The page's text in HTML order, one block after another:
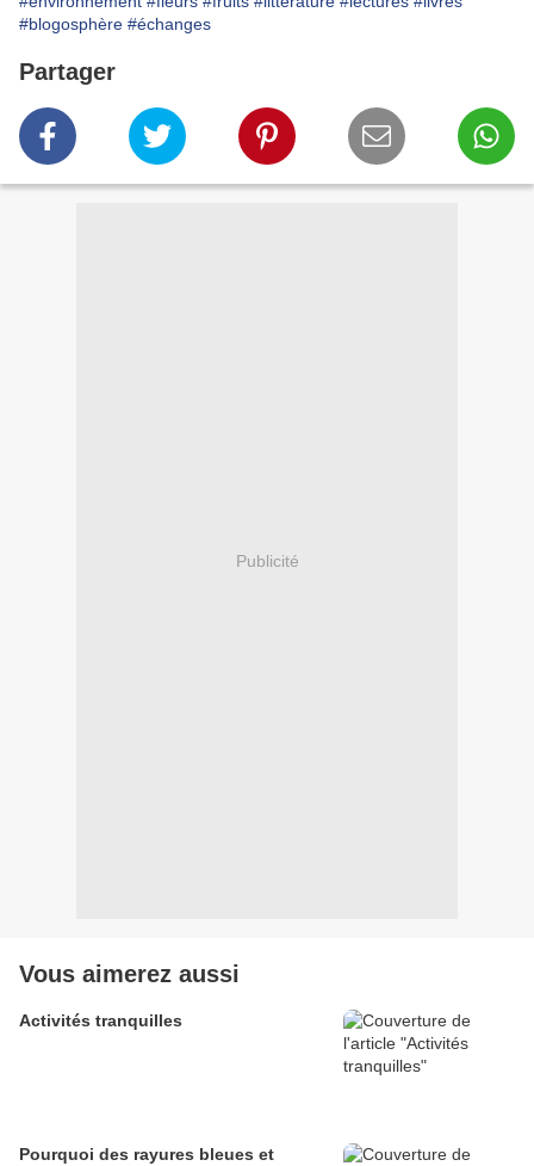
#blogosphère #échanges
Partager
Publicité
Vous aimerez aussi
Activités tranquilles
Pourquoi des rayures bleues et